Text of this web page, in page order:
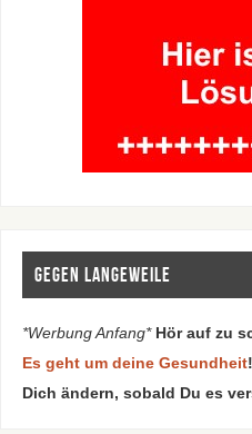
Gegen Langeweile
*Werbung Anfang* Hör auf zu
Es geht um deine Gesundheit
Dich ändern, sobald Du es